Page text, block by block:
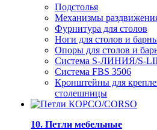
Подстолья
Механизмы
Фурнитура для столов
Ноги для столов и
Опоры для столов и
Система S-ЛИНИЯ/S-
Система FBS 3506
Кронштейны для
столешницы
10. Петли мебельные